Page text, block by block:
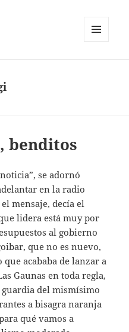
benditos
se adornó
en la radio
mensaje, decía el
lidera está muy por
al gobierno
que no es nuevo,
acababa de lanzar a
Gaunas en toda regla,
del mismísimo
a bisagra naranja
qué vamos a